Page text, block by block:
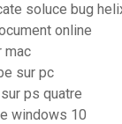
soluce bug
online
mac
sur pc
ps quatre
windows 10